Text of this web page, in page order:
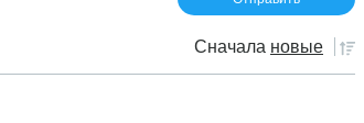
Сначала новые